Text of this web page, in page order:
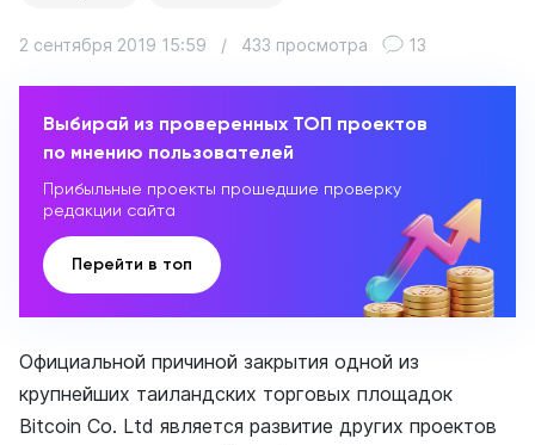
2 сентября 2019 15:59 / 433 просмотра 13
Выбирай из проверенных ТОП проектов
по мнению пользователей
Прибыльные проекты прошедшие проверку
редакции сайта
Перейти в топ
Официальной причиной закрытия одной из
крупнейших таиландских торговых площадок
Bitcoin Co. Ltd является развитие других проектов